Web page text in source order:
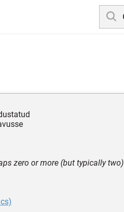
zero or more (but typically two)